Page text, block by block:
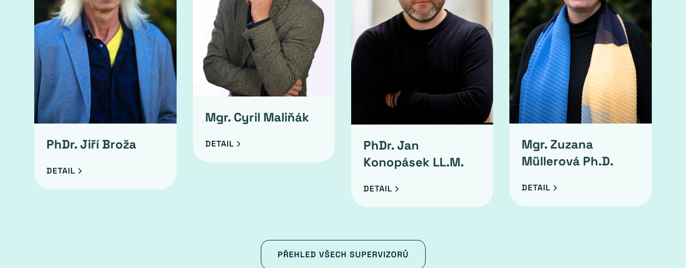
PhDr. Jiří Broža
DETAIL
Mgr. Cyril Maliňák
DETAIL
PhDr. Jan
Konopásek LL.M.
DETAIL
Mgr. Zuzana
Müllerová Ph.D.
DETAIL
PŘEHLED VŠECH SUPERVIZORŮ